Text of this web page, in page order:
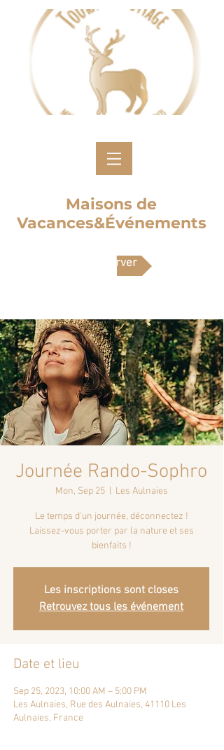
Maisons de
Vacances&Événements
Réserver
Journée Rando-Sophro
Mon, Sep 25
  |
Les Aulnaies
Le temps d'un journée, déconnectez !
Laissez-vous porter par la nature et ses
bienfaits !
Les inscriptions sont closes
Retrouvez tous les événement
Date et lieu
Sep 25, 2023, 10:00 AM – 5:00 PM
Les Aulnaies, Rue des Aulnaies, 41110 Les
Aulnaies, France